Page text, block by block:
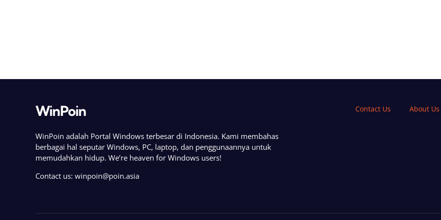
WinPoin
WinPoin adalah Portal Windows terbesar di Indonesia. Kami membahas
berbagai hal seputar Windows, PC, laptop, dan penggunaannya untuk
memudahkan hidup. We’re heaven for Windows users!
Contact us: winpoin@poin.asia
Contact Us About Us